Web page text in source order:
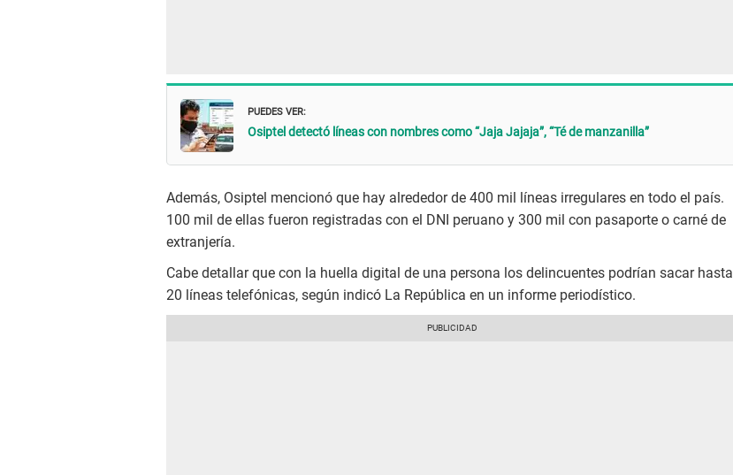
PUEDES VER:
Osiptel detectó líneas con nombres como “Jaja Jajaja”, “Té de manzanilla”
Además, Osiptel mencionó que hay alrededor de 400 mil líneas irregulares en todo el país.
100 mil de ellas fueron registradas con el DNI peruano y 300 mil con pasaporte o carné de
extranjería.
Cabe detallar que con la huella digital de una persona los delincuentes podrían sacar hasta
20 líneas telefónicas, según indicó La República en un informe periodístico.